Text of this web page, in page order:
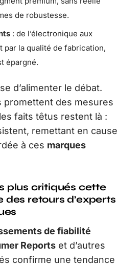
de robustesse.
: de l’électronique aux
par la qualité de fabrication,
épargné.
d’alimenter le débat.
promettent des mesures
faits têtus restent là :
remettant en cause
à ces marques
plus critiqués cette
des retours d’experts
de fiabilité
Reports et d’autres
confirme une tendance